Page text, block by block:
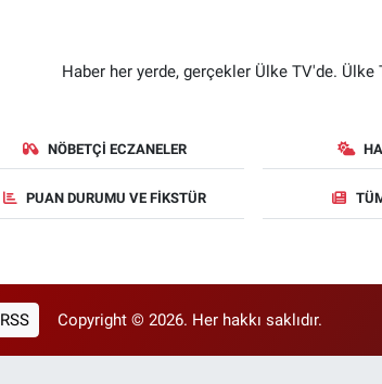
Haber her yerde, gerçekler Ülke TV'de.
NÖBETÇI ECZANELER
PUAN DURUMU VE FIKSTÜR
RSS Copyright © 2026. Her hakkı saklıdır.